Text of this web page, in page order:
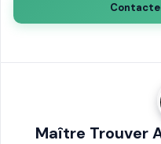
Maître Trouver